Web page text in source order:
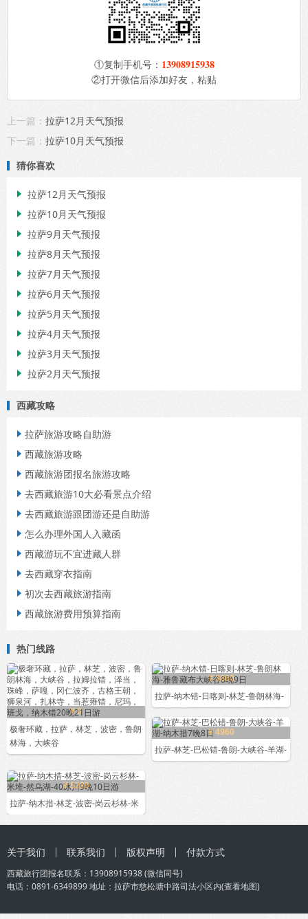
①复制手机号： 13908915938
②打开微信后添加好友，粘贴
上一篇： 拉萨12月天气预报
下一篇： 拉萨10月天气预报
猜你喜欢
 拉萨12月天气预报
 拉萨10月天气预报
 拉萨9月天气预报
 拉萨8月天气预报
 拉萨7月天气预报
 拉萨6月天气预报
 拉萨5月天气预报
 拉萨4月天气预报
 拉萨3月天气预报
 拉萨2月天气预报
西藏攻略
 拉萨旅游攻略自助游
 西藏旅游攻略
 西藏旅游团报名旅游攻略
 去西藏旅游10大必看景点介绍
 去西藏旅游跟团游还是自助游
 怎么办理外国人入藏函
 西藏游玩不宜进藏人群
 去西藏穿衣指南
 初次去西藏旅游指南
 西藏旅游费用预算指南
热门线路
¥ 0
极奢环藏，拉萨，林芝，波密，鲁朗
林海，大峡谷
¥ 3860
拉萨-纳木错-日喀则-林芝-鲁朗林海-
¥ 4960
拉萨-林芝-巴松错-鲁朗-大峡谷-羊湖-
¥ 5280
拉萨-纳木措-林芝-波密-岗云杉林-米
关于我们 联系我们 版权声明 付款方式
西藏旅行团报名联系： 13908915938(微信同号)
电话：0891-6349899 地址：拉萨市慈松塘中路司法小区内(查看地图)